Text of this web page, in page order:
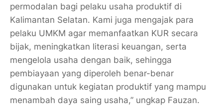
permodalan bagi pelaku usaha produktif di
Kalimantan Selatan. Kami juga mengajak para
pelaku UMKM agar memanfaatkan KUR secara
bijak, meningkatkan literasi keuangan, serta
mengelola usaha dengan baik, sehingga
pembiayaan yang diperoleh benar-benar
digunakan untuk kegiatan produktif yang mampu
menambah daya saing usaha,” ungkap Fauzan.